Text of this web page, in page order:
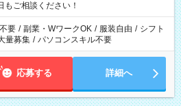
もご相談ください！
要 / 副業・WワークOK / 服装自由 / シフト
量募集 / パソコンスキル不要
応募する 詳細へ